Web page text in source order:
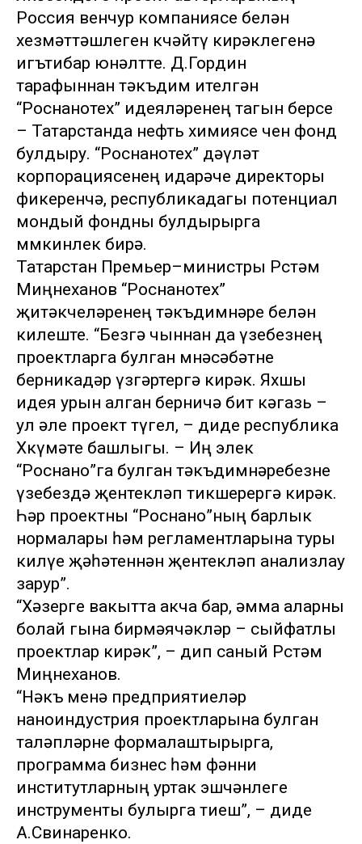
Россия венчур компаниясе белән
хезмәттәшлеген көчәйтү кирәклегенә
игътибар юнәлтте. Д.Гордин
тарафыннан тәкъдим ителгән
“Роснанотех” идеяләренең тагын берсе
– Татарстанда нефть химиясе өчен фонд
булдыру. “Роснанотех” дәүләт
корпорациясенең идарәче директоры
фикеренчә, республикадагы потенциал
мондый фондны булдырырга
мөмкинлек бирә.
Татарстан Премьер–министры Рөстәм
Миңнеханов “Роснанотех”
җитәкчеләренең тәкъдимнәре белән
килеште. “Безгә чыннан да үзебезнең
проектларга булган мөнәсәбәтне
берникадәр үзгәртергә кирәк. Яхшы
идея урын алган берничә бит кәгазь –
ул әле проект түгел, – диде республика
Хөкүмәте башлыгы. – Иң элек
“Роснано”га булган тәкъдимнәребезне
үзебездә җентекләп тикшерергә кирәк.
Һәр проектны “Роснано”ның барлык
нормалары һәм регламентларына туры
килүе җәһәтеннән җентекләп анализлау
зарур”.
“Хәзерге вакытта акча бар, әмма аларны
болай гына бирмәячәкләр – сыйфатлы
проектлар кирәк”, – дип саный Рөстәм
Миңнеханов.
“Нәкъ менә предприятиеләр
наноиндустрия проектларына булган
таләпләрне формалаштырырга,
программа бизнес һәм фәнни
институтларның уртак эшчәнлеге
инструменты булырга тиеш”, – диде
А.Свинаренко.